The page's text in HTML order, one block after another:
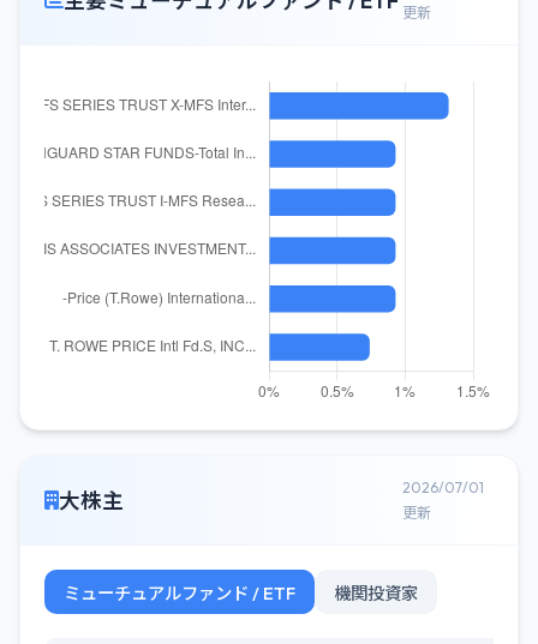
更新
大株主
2026/07/01
更新
ミューチュアルファンド / ETF 機関投資家